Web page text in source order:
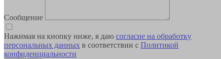
Сообщение
Нажимая на кнопку ниже, я даю согласие на обработку
персональных данных в соответствии с Политикой
конфиденциальности